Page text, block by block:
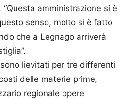
amministrazione si è
senso, molto si è fatto
che a Legnago arriverà
lievitati per tre differenti
delle materie prime,
regionale opere